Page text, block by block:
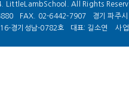
LittleLambSchool. All Rights
FAX. 02-6442-7907
경기 파주
경기성남-0782호
대표: 길소연 사